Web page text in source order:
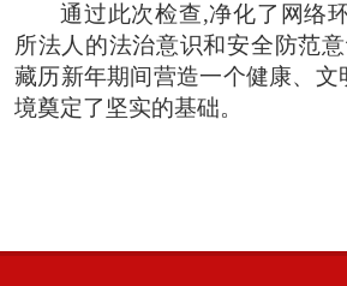
通过此次检查,净化了网络
所法人的法治意识和安全防范意
藏历新年期间营造一个健康、文
境奠定了坚实的基础。